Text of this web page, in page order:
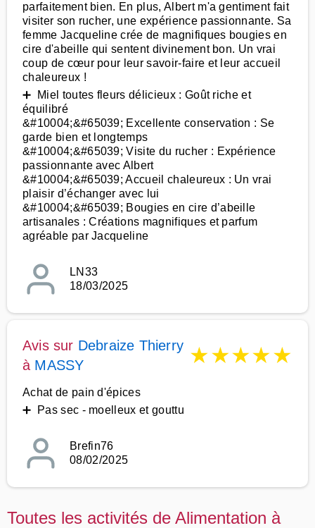
parfaitement bien. En plus, Albert m'a gentiment fait
visiter son rucher, une expérience passionnante. Sa
femme Jacqueline crée de magnifiques bougies en
cire d'abeille qui sentent divinement bon. Un vrai
coup de cœur pour leur savoir-faire et leur accueil
chaleureux !
➕ Miel toutes fleurs délicieux : Goût riche et
équilibré
&#10004;&#65039; Excellente conservation : Se
garde bien et longtemps
&#10004;&#65039; Visite du rucher : Expérience
passionnante avec Albert
&#10004;&#65039; Accueil chaleureux : Un vrai
plaisir d’échanger avec lui
&#10004;&#65039; Bougies en cire d’abeille
artisanales : Créations magnifiques et parfum
agréable par Jacqueline
LN33
18/03/2025
Avis sur Debraize Thierry
à MASSY ★★★★★
Achat de pain d'épices
➕ Pas sec - moelleux et gouttu
Brefin76
08/02/2025
Toutes les activités de Alimentation à